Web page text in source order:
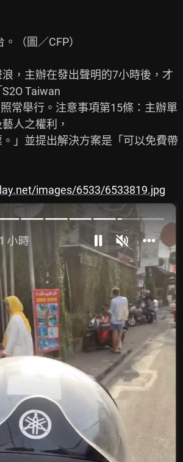
（圖／CFP）
，主辦在發出聲明的7小時後，才
Taiwan
常舉行。注意事項第15條：主辦單
人之權利，
」並提出解決方案是「可以免費帶
images/6533/6533819.jpg